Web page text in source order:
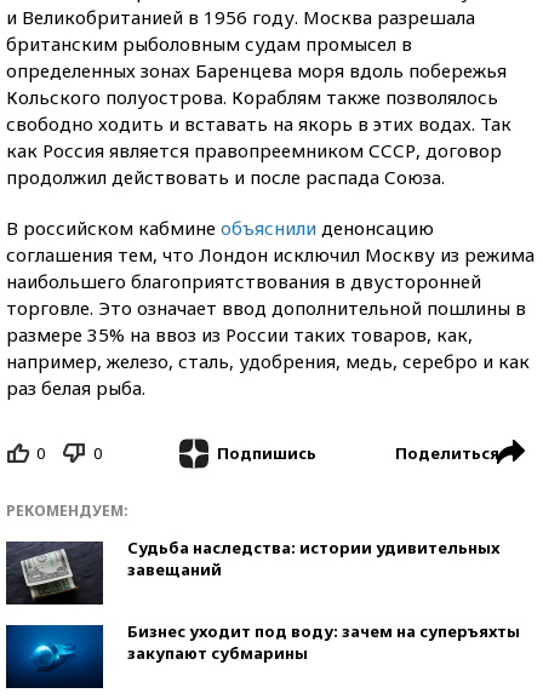
и Великобританией в 1956 году. Москва разрешала
британским рыболовным судам промысел в
определенных зонах Баренцева моря вдоль побережья
Кольского полуострова. Кораблям также позволялось
свободно ходить и вставать на якорь в этих водах. Так
как Россия является правопреемником СССР, договор
продолжил действовать и после распада Союза.
В российском кабмине объяснили денонсацию
соглашения тем, что Лондон исключил Москву из режима
наибольшего благоприятствования в двусторонней
торговле. Это означает ввод дополнительной пошлины в
размере 35% на ввоз из России таких товаров, как,
например, железо, сталь, удобрения, медь, серебро и как
раз белая рыба.
0 0 Подпишись Поделиться
РЕКОМЕНДУЕМ:
Судьба наследства: истории удивительных
завещаний
Бизнес уходит под воду: зачем на суперъяхты
закупают субмарины